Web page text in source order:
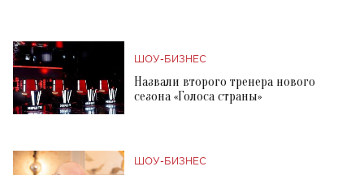
ШОУ-БИЗНЕС
Назвали второго тренера нового
сезона «Голоса страны»
ШОУ-БИЗНЕС